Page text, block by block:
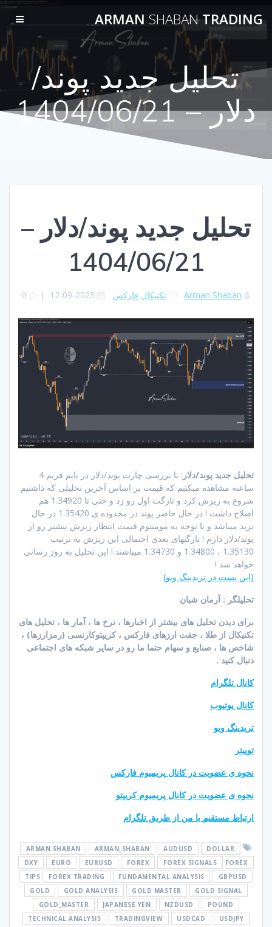
to
content
ARMAN SHABANTRADING
تحلیل جدید پوند/
دلار – 1404/06/21
تحلیل جدید پوند/دلار –
1404/06/21
Arman Shaban تکنیکال فارکس 2025-09-12
|
0
تحلیل جدید پوند/دلار
: با بررسی چارت پوند/دلار در تایم فریم 4
ساعته مشاهده میکنیم که قیمت بر اساس آخرین تحلیلی که داشتیم
شروع به ریزش کرد و تارگت اول رو زد و حتی تا 1.34920 هم
اصلاح داشت ! در حال حاضر پوند در محدوده ی 1.35420 در حال
ترید میباشد و با توجه به مومنتوم قیمت انتظار ریزش بیشتر رو از
پوند/دلار دارم ! تارگتهای بعدی احتمالی این ریزش به ترتیب
1.35130 ، 1.34800 و 1.34730 میباشند ! این تحلیل به روز رسانی
خواهد شد !
(این پست در تریدینگ ویو)
تحلیلگر : آرمان شبان
برای دیدن تحلیل های بیشتر از اخبارها ، نرخ ها ، آمار ها ، تحلیل های
تکنیکال از طلا ، جفت ارزهای فارکس ، کریپتوکارنسی (رمزارزها) ،
شاخص ها ، صنایع و سهام حتما ما رو در سایر شبکه های اجتماعی
دنبال کنید .
کانال تلگرام
کانال یوتیوب
تریدینگ ویو
توییتر
نحوه ی عضویت در کانال پریمیوم فارکس
نحوه ی عضویت در کانال پریمیوم کریپتو
ارتباط مستقیم با من از طریق تلگرام
ARMAN SHABAN ARMAN_SHABAN AUDUSD
DOLLAR
DXY
EURO EURUSD FOREX FOREX SIGNALS
FOREX
TIPS
FOREX TRADING FUNDAMENTAL ANALYSIS
GBPUSD
GOLD
GOLD ANALYSIS GOLD MASTER
GOLD SIGNAL
GOLD_MASTER
JAPANESE YEN NZDUSD
POUND
TECHNICAL ANALYSIS
TRADINGVIEW USDCAD
USDJPY